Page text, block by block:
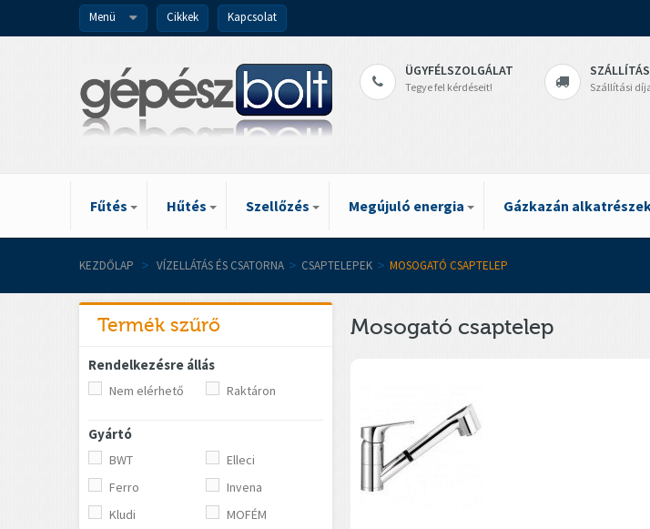
Menü Cikkek Kapcsolat
ÜGYFÉLSZOLGÁLAT
Tegye fel kérdéseit!
SZÁLLÍTÁS
Szállítási
Fűtés Hűtés Szellőzés Megújuló energia Gázkazán
KEZDŐLAP > VÍZELLÁTÁS ÉS CSATORNA > CSAPTELEPEK > MOSOGATÓ CSAPTELEP
Termék szűrő
Rendelkezésre állás
Nem elérhető Raktáron
Gyártó
BWT
Elleci
Ferro
Invena
Kludi
MOFÉM
Mosogató csaptelep